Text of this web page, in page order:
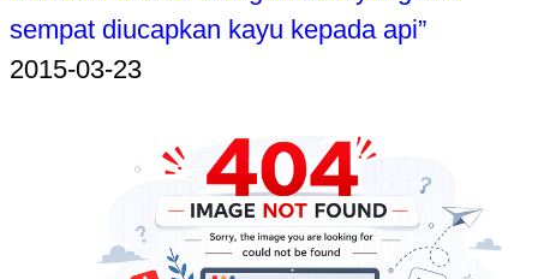
sempat diucapkan kayu kepada api”
2015-03-23